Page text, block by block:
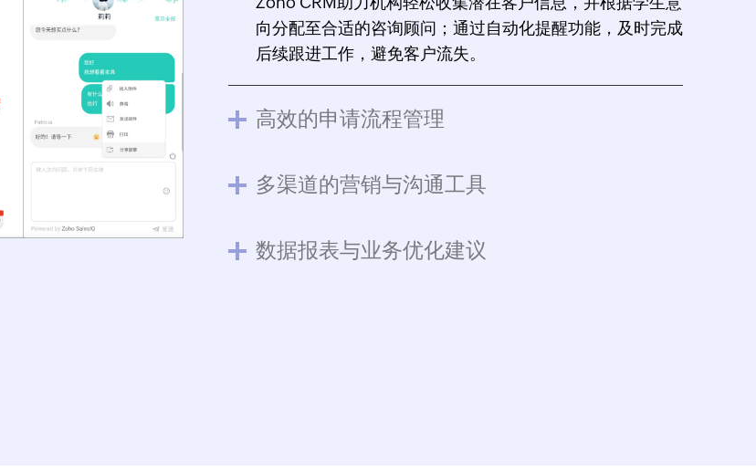
向分配至合适的咨询顾问；通过自动化提醒功能，及时完成
后续跟进工作，避免客户流失。
高效的申请流程管理
多渠道的营销与沟通工具
数据报表与业务优化建议